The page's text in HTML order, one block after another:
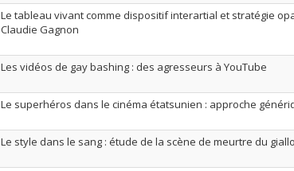
Le tableau vivant comme dispositif interartial et stratégie
Claudie Gagnon
Les vidéos de gay bashing : des agresseurs à YouTube
Le superhéros dans le cinéma étatsunien : approche
Le style dans le sang : étude de la scène de meurtre du giallo